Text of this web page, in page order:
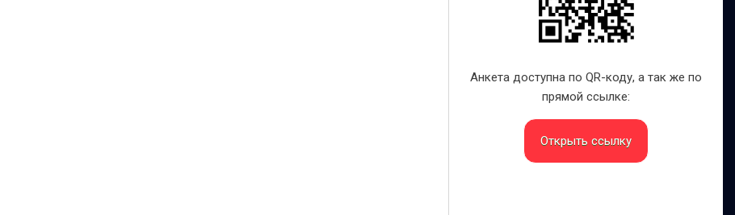
Анкета доступна по QR-коду, а так же по
прямой ссылке:
Открыть ссылку